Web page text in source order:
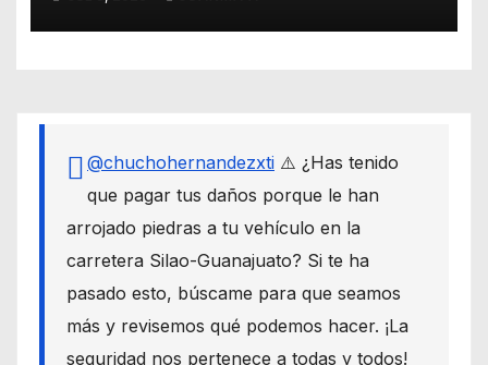
@chuchohernandezxti ⚠️ ¿Has tenido
que pagar tus daños porque le han
arrojado piedras a tu vehículo en la
carretera Silao-Guanajuato? Si te ha
pasado esto, búscame para que seamos
más y revisemos qué podemos hacer. ¡La
seguridad nos pertenece a todas y todos!